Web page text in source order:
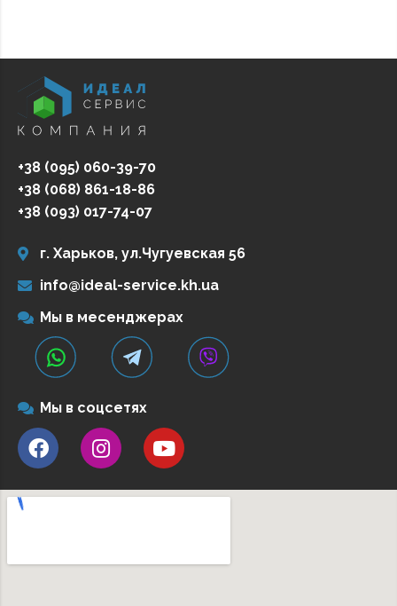
+38 (095) 060-39-70
+38 (068) 861-18-86
+38 (093) 017-74-07
г. Харьков, ул.Чугуевская 56
info@ideal-service.kh.ua
Мы в месенджерах
Мы в соцсетях
и мы Вам перезвоним
ОТПРАВИТЬ